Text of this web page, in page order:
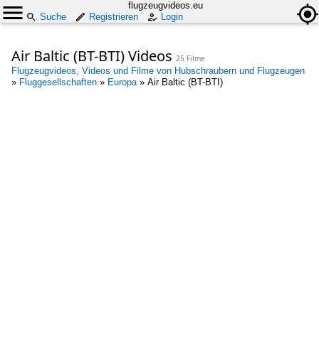
flugzeugvideos.eu
Suche
Registrieren Login
Air Baltic (BT-BTI) Videos 25 Filme
Flugzeugvideos, Videos und Filme von Hubschraubern und Flugzeugen
» Fluggesellschaften » Europa» Air Baltic (BT-BTI)